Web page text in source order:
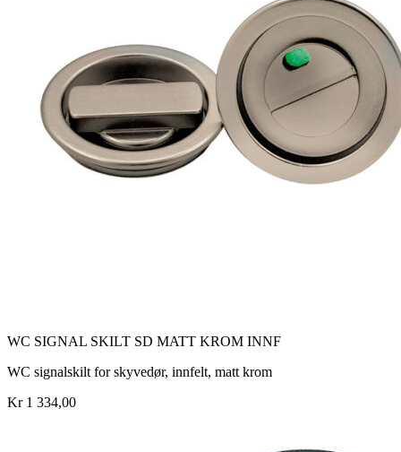
WC SIGNAL SKILT SD MATT KROM INNF
WC signalskilt for skyvedør, innfelt, matt krom
Kr 1 334,00